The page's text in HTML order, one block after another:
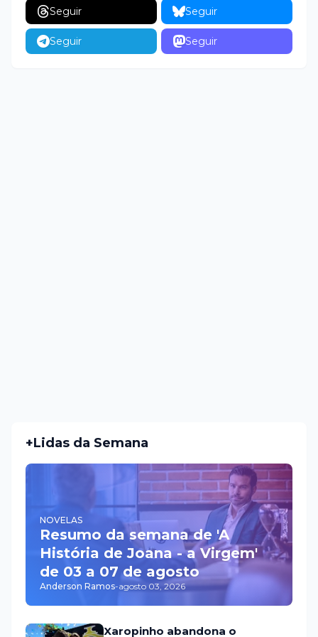
Seguir Seguir
Seguir Seguir
+Lidas da Semana
NOVELAS
Resumo da semana de 'A
História de Joana - a Virgem'
de 03 a 07 de agosto
Anderson Ramos-agosto 03, 2026
Xaropinho abandona o